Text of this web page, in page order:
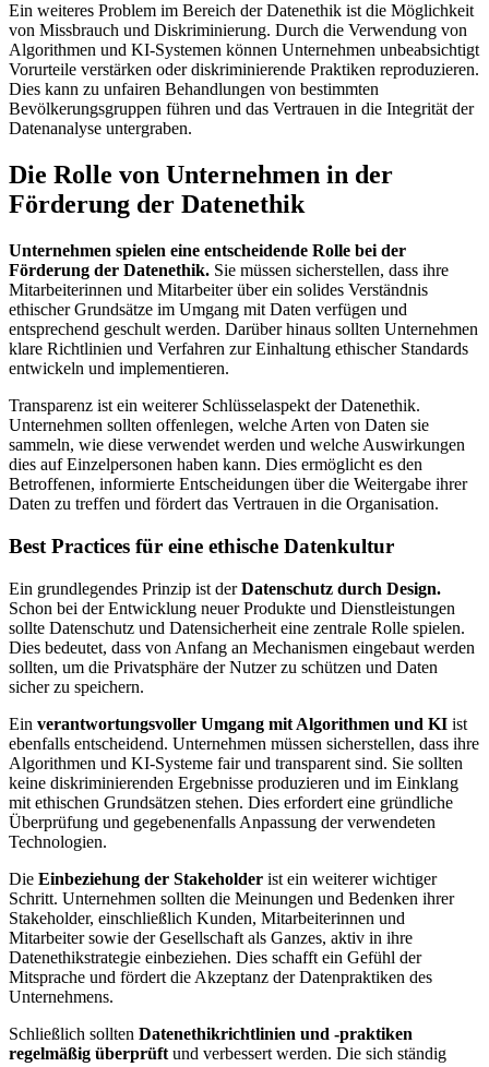
Ein weiteres Problem im Bereich der Datenethik ist die Möglichkeit
von Missbrauch und Diskriminierung. Durch die Verwendung von
Algorithmen und KI-Systemen können Unternehmen unbeabsichtigt
Vorurteile verstärken oder diskriminierende Praktiken reproduzieren.
Dies kann zu unfairen Behandlungen von bestimmten
Bevölkerungsgruppen führen und das Vertrauen in die Integrität der
Datenanalyse untergraben.
Die Rolle von Unternehmen in der
Förderung der Datenethik
Unternehmen spielen eine entscheidende Rolle bei der
Förderung der Datenethik. Sie müssen sicherstellen, dass ihre
Mitarbeiterinnen und Mitarbeiter über ein solides Verständnis
ethischer Grundsätze im Umgang mit Daten verfügen und
entsprechend geschult werden. Darüber hinaus sollten Unternehmen
klare Richtlinien und Verfahren zur Einhaltung ethischer Standards
entwickeln und implementieren.
Transparenz ist ein weiterer Schlüsselaspekt der Datenethik.
Unternehmen sollten offenlegen, welche Arten von Daten sie
sammeln, wie diese verwendet werden und welche Auswirkungen
dies auf Einzelpersonen haben kann. Dies ermöglicht es den
Betroffenen, informierte Entscheidungen über die Weitergabe ihrer
Daten zu treffen und fördert das Vertrauen in die Organisation.
Best Practices für eine ethische Datenkultur
Ein grundlegendes Prinzip ist derDatenschutz durch Design.
Schon bei der Entwicklung neuer Produkte und Dienstleistungen
sollte Datenschutz und Datensicherheit eine zentrale Rolle spielen.
Dies bedeutet, dass von Anfang an Mechanismen eingebaut werden
sollten, um die Privatsphäre der Nutzer zu schützen und Daten
sicher zu speichern.
Ein verantwortungsvoller Umgang mit Algorithmen und KI ist
ebenfalls entscheidend. Unternehmen müssen sicherstellen, dass ihre
Algorithmen und KI-Systeme fair und transparent sind. Sie sollten
keine diskriminierenden Ergebnisse produzieren und im Einklang
mit ethischen Grundsätzen stehen. Dies erfordert eine gründliche
Überprüfung und gegebenenfalls Anpassung der verwendeten
Technologien.
Die Einbeziehung der Stakeholder ist ein weiterer wichtiger
Schritt. Unternehmen sollten die Meinungen und Bedenken ihrer
Stakeholder, einschließlich Kunden, Mitarbeiterinnen und
Mitarbeiter sowie der Gesellschaft als Ganzes, aktiv in ihre
Datenethikstrategie einbeziehen. Dies schafft ein Gefühl der
Mitsprache und fördert die Akzeptanz der Datenpraktiken des
Unternehmens.
Schließlich sollten Datenethikrichtlinien und -praktiken
regelmäßig überprüft und verbessert werden. Die sich ständig